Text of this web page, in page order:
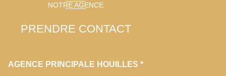
NOTRE AGENCE
PRENDRE CONTACT
AGENCE PRINCIPALE HOUILLES *